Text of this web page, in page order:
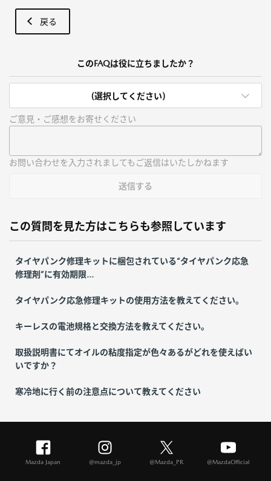
戻る
このFAQは役に立ちましたか？
(選択してください)
ご意見・ご感想をお寄せください
お問い合わせを入力されましてもご返信はいたしかねます
送信する
この質問を見た方はこちらも参照しています
タイヤパンク修理キットに梱包されている“タイヤパンク応急
修理剤”に有効期限...
タイヤパンク応急修理キットの使用方法を教えてください。
キーレスの電池規格と交換方法を教えてください。
取扱説明書にてオイルの粘度指定が色々あるがどれを使えばい
いですか？
寒冷地に行く前の注意点について教えてください
Mazda Japan @mazda_jp @Mazda_PR @MazdaOfficial